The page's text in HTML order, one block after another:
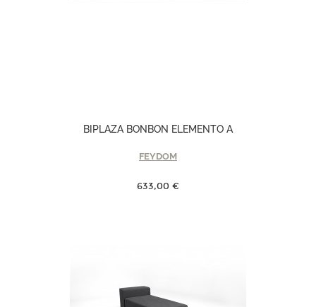
BIPLAZA BONBON ELEMENTO A
FEYDOM
633,00 €